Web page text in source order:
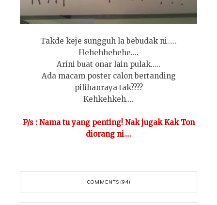
Takde keje sungguh la bebudak ni.....
Hehehhehehe....
Arini buat onar lain pulak.....
Ada macam poster calon bertanding
pilihanraya tak????
Kehkehkeh....
P/s : Nama tu yang penting! Nak jugak Kak Ton
diorang ni....
COMMENTS (94)